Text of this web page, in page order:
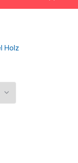
Holz